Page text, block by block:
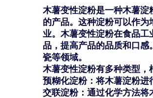
木薯变性淀粉是一种木薯
的产品。这种淀粉可以作
业。木薯变性淀粉在食品
品，提高产品的品质和口
瓷等领域。
木薯变性淀粉有多种类型，
预糊化淀粉：将木薯淀粉进
交联淀粉：通过化学方法